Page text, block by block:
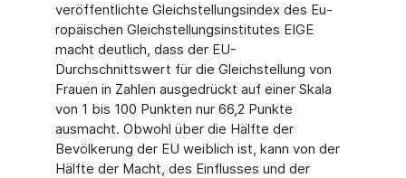
veröffentlichte Gleichstel­lungsindex des Eu­
ropäischen Gleichstellungsinstitutes EIGE
macht deutlich, dass der EU-
Durchschnittswert für die Gleichstellung von
Frauen in Zahlen ausgedrückt auf einer Skala
von 1 bis 100 Punkten nur 66,2 Punkte
ausmacht. Obwohl über die Hälfte der
Bevölkerung der EU weiblich ist, kann von der
Hälfte der Macht, des Einflusses und der